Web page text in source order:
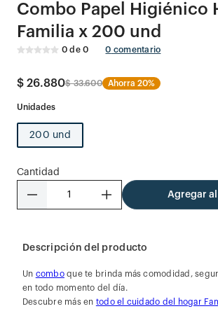
Combo Papel Higiénico
Familia x 200 und
0 de0 0 comentario
$ 26.880$ 33.600 Ahorra 20%
200 und
Cantidad
＋
－ Agregar
Descripción del producto
Un comboque te brinda más comodidad,
en todo momento del día.
Descubre más en todo el cuidado del hogar